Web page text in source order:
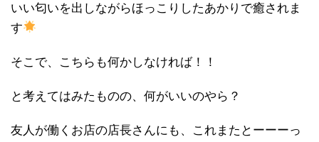
いい匂いを出しながらほっこりしたあかりで癒されま
す
そこで、こちらも何かしなければ！！
と考えてはみたものの、何がいいのやら？
友人が働くお店の店長さんにも、これまたとーーーっ